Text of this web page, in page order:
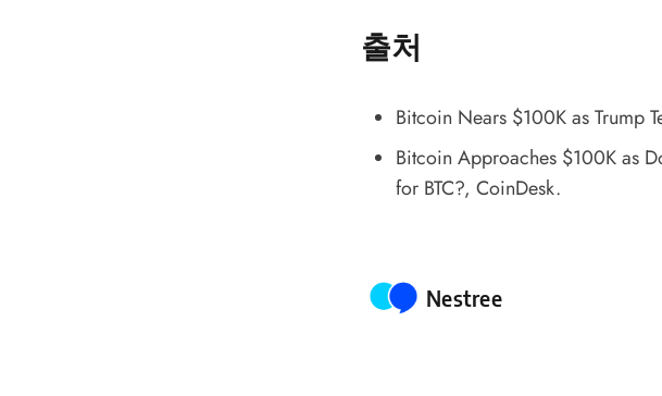
출처
Bitcoin Nears $100K as Trump
Bitcoin Approaches $100K as
for BTC?, CoinDesk.
Posted by
Nestree